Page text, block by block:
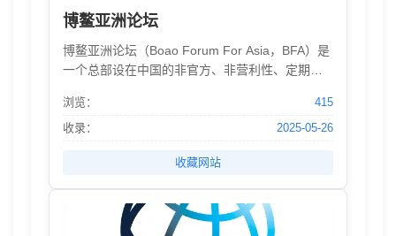
博鳌亚洲论坛
博鳌亚洲论坛（Boao Forum For Asia，BFA）是
一个总部设在中国的非官方、非营利性、定期、
年2月在海南省琼海市博鳌镇正式宣布成立。博鳌
镇为论坛总部的永久所在地，每年定期举行年
论坛当今的使命，是为亚洲和世界发展凝聚正能
量。
浏览：
415
收录：
2025-05-26
收藏网站